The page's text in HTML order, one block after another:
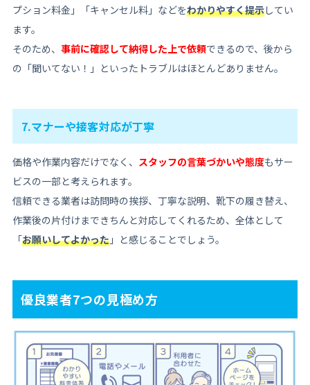
プション料金」「キャンセル料」などをわかりやすく提示してい
ます。
そのため、 事前に確認して納得した上で依頼できるので、後から
の「聞いてない！」といったトラブルはほとんどありません。
7.マナーや接客対応が丁寧
価格や作業内容だけでなく、 スタッフの言葉づかいや態度もサー
ビスの一部と考えられます。
信頼できる業者は訪問時の挨拶、丁寧な説明、靴下の履き替え、
作業後の片付けまできちんと対応してくれるため、全体として
「お願いしてよかった」と感じることでしょう。
優良業者7つの見極め方